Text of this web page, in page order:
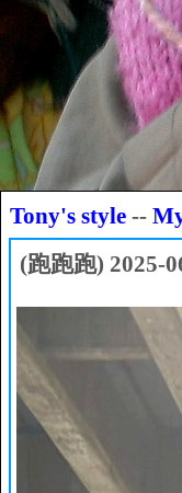
Tony's style --
(跑跑跑) 2025-